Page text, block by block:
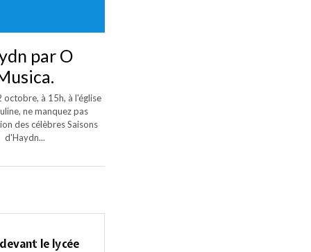
par O
octobre, à 15h, à l'église
ne manquez pas
des célèbres Saisons
d'Haydn...
le lycée